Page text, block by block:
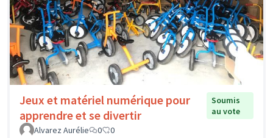
Jeux et matériel numérique pour
apprendre et se divertir
Soumis
au vote
Alvarez Aurélie
0 0